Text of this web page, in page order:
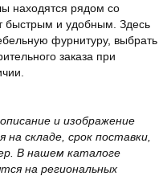
находятся рядом со
быстрым и удобным. Здесь
фурнитуру, выбрать
заказа при
и изображение
складе, срок поставки,
В нашем каталоге
на региональных